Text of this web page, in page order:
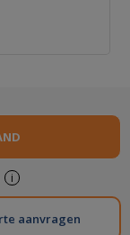
i